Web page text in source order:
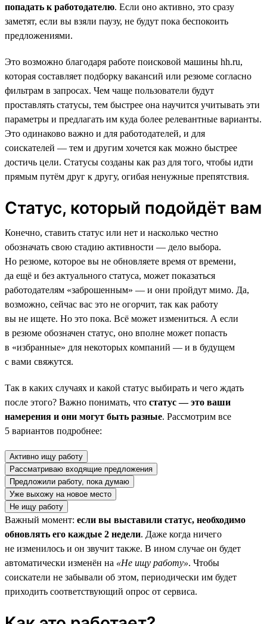
попадать к работодателю. Если оно активно, это сразу
заметят, если вы взяли паузу, не будут пока беспокоить
предложениями.
Это возможно благодаря работе поисковой машины hh.ru,
которая составляет подборку вакансий или резюме согласно
фильтрам в запросах. Чем чаще пользователи будут
проставлять статусы, тем быстрее она научится учитывать эти
параметры и предлагать им куда более релевантные варианты.
Это одинаково важно и для работодателей, и для
соискателей — тем и другим хочется как можно быстрее
достичь цели. Статусы созданы как раз для того, чтобы идти
прямым путём друг к другу, огибая ненужные препятствия.
Статус, который подойдёт вам
Конечно, ставить статус или нет и насколько честно
обозначать свою стадию активности — дело выбора.
Но резюме, которое вы не обновляете время от времени,
да ещё и без актуального статуса, может показаться
работодателям «заброшенным» — и они пройдут мимо. Да,
возможно, сейчас вас это не огорчит, так как работу
вы не ищете. Но это пока. Всё может измениться. А если
в резюме обозначен статус, оно вполне может попасть
в «избранные» для некоторых компаний — и в будущем
с вами свяжутся.
Так в каких случаях и какой статус выбирать и чего ждать
после этого? Важно понимать, что статус — это ваши
намерения и они могут быть разные. Рассмотрим все
5 вариантов подробнее:
Активно ищу работу
Рассматриваю входящие предложения
Предложили работу, пока думаю
Уже выхожу на новое место
Не ищу работу
Важный момент: если вы выставили статус, необходимо
обновлять его каждые 2 недели. Даже когда ничего
не изменилось и он звучит также. В ином случае он будет
автоматически изменён на «Не ищу работу». Чтобы
соискатели не забывали об этом, периодически им будет
приходить соответствующий опрос от сервиса.